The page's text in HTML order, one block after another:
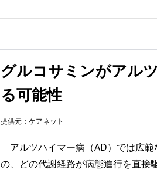
グルコサミンがアル
る可能性
提供元： ケアネット
アルツハイマー病（AD）では広
の、どの代謝経路が病態進行を直接